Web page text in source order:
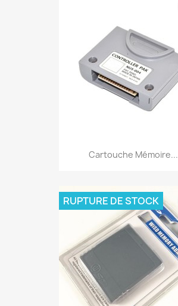
Cartouche Mémoire...
RUPTURE DE STOCK